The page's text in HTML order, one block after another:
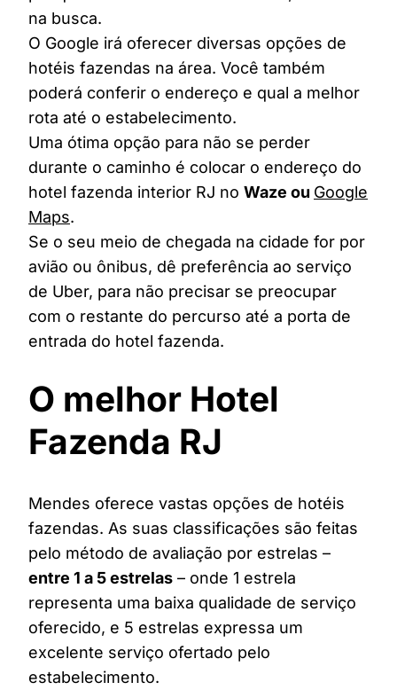
na busca.
O Google irá oferecer diversas opções de
hotéis fazendas na área. Você também
poderá conferir o endereço e qual a melhor
rota até o estabelecimento.
Uma ótima opção para não se perder
durante o caminho é colocar o endereço do
hotel fazenda interior RJ no Waze ou Google
Maps.
Se o seu meio de chegada na cidade for por
avião ou ônibus, dê preferência ao serviço
de Uber, para não precisar se preocupar
com o restante do percurso até a porta de
entrada do hotel fazenda.
O melhor Hotel
Fazenda RJ
Mendes oferece vastas opções de hotéis
fazendas. As suas classificações são feitas
pelo método de avaliação por estrelas –
entre 1 a 5 estrelas – onde 1 estrela
representa uma baixa qualidade de serviço
oferecido, e 5 estrelas expressa um
excelente serviço ofertado pelo
estabelecimento.